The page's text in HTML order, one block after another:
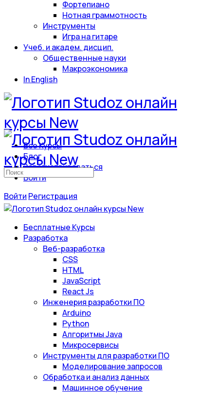
Фортепиано
Нотная граммотность
Инструменты
Игра на гитаре
Учеб. и академ. дисцип.
Общественные науки
Макроэкономика
In English
Все Курсы
Блог
Зарегистрироваться
Войти
Войти Регистрация
Искать:
Бесплатные Курсы
Разработка
Веб-разработка
CSS
HTML
JavaScript
React Js
Инженерия разработки ПО
Arduino
Python
Алгоритмы Java
Микросервисы
Инструменты для разработки ПО
Моделирование запросов
Обработка и анализ данных
Машинное обучение